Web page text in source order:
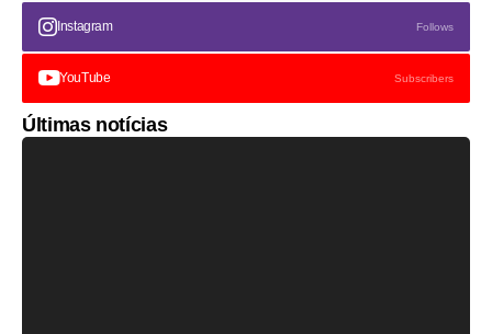
Instagram Follows
YouTube Subscribers
Últimas notícias